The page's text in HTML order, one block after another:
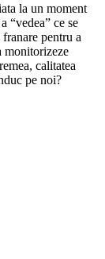
la un moment
“vedea” ce se
pentru a
monitorizeze
calitatea
pe noi?